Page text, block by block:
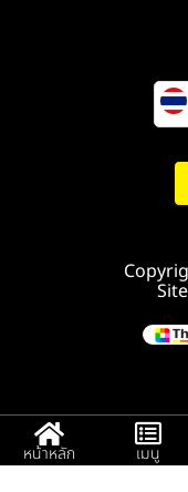
หน้าหลัก เมนู